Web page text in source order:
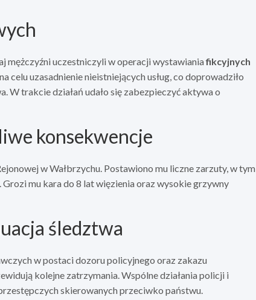
mężczyźni uczestniczyli w operacji wystawianiafikcyjnych
celu uzasadnienie nieistniejących usług, co doprowadziło
W trakcie działań udało się zabezpieczyć aktywa o
konsekwencje
w Wałbrzychu. Postawiono mu liczne zarzuty, w tym
mu kara do 8 lat więzienia oraz wysokie grzywny
śledztwa
w postaci dozoru policyjnego oraz zakazu
kolejne zatrzymania. Wspólne działania policji i
skierowanych przeciwko państwu.